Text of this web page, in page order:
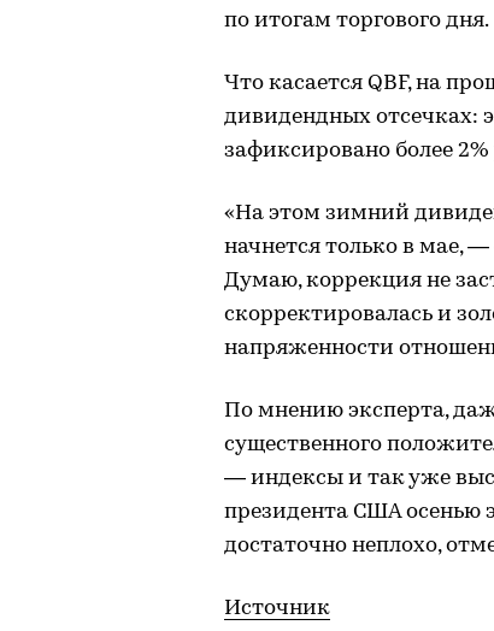
по итогам торгового дня.
Что касается QBF, на
дивидендных отсечках:
зафиксировано более 2%
«На этом зимний
начнется только в мае,
Думаю, коррекция не
скорректировалась и
напряженности
По мнению эксперта,
существенного
— индексы и так уже
президента США осенью
достаточно неплохо,
Источник